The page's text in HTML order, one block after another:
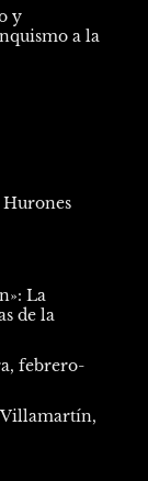
y
a la
La
de la
febrero-